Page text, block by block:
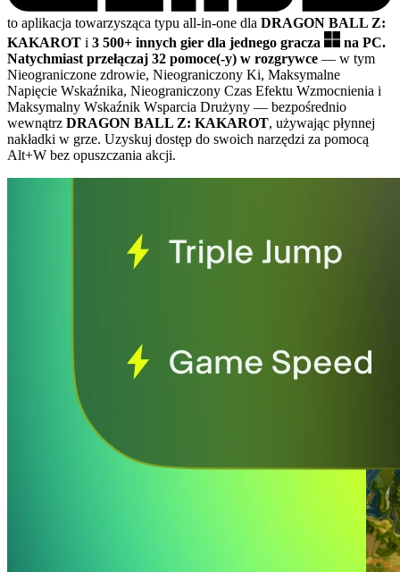
to aplikacja towarzysząca typu all-in-one dla DRAGON BALL Z:
KAKAROT i 3 500+ innych gier dla jednego gracza
na PC.
Natychmiast przełączaj 32 pomoce(-y) w rozgrywce — w tym
Nieograniczone zdrowie, Nieograniczony Ki, Maksymalne
Napięcie Wskaźnika, Nieograniczony Czas Efektu Wzmocnienia i
Maksymalny Wskaźnik Wsparcia Drużyny — bezpośrednio
wewnątrz DRAGON BALL Z: KAKAROT, używając płynnej
nakładki w grze. Uzyskuj dostęp do swoich narzędzi za pomocą
Alt+W bez opuszczania akcji.